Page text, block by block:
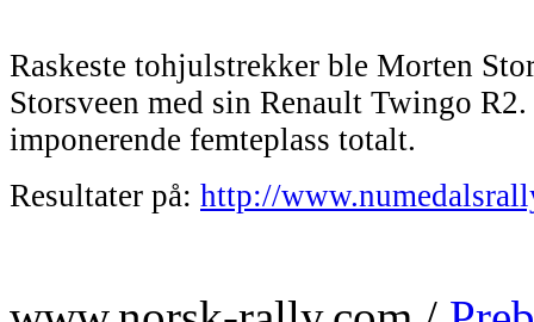
Raskeste tohjulstrekker ble Morten
Storsveen med sin Renault Twingo
imponerende femteplass totalt.
Resultater på: http://